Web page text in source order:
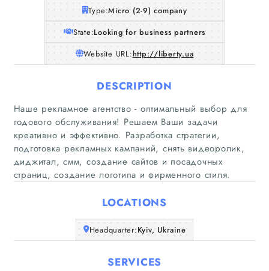
Home
Companies
Type:Micro (2-9) company
State:Looking for business partners
Website URL:http://liberty.ua
DESCRIPTION
Наше рекламное агентство - оптимальный выбор для
годового обслуживания! Решаем Ваши задачи
креативно и эффективно. Разработка стратегии,
подготовка рекламных кампаний, снять видеоролик,
диджитал, смм, создание сайтов и посадочных
страниц, создание логотипа и фирменного стиля.
LOCATIONS
Headquarter:Kyiv, Ukraine
SERVICES